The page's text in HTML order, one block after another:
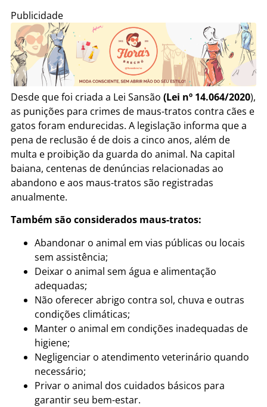
Publicidade
Desde que foi criada a Lei Sansão (Lei nº 14.064/2020),
as punições para crimes de maus-tratos contra cães e
gatos foram endurecidas. A legislação informa que a
pena de reclusão é de dois a cinco anos, além de
multa e proibição da guarda do animal. Na capital
baiana, centenas de denúncias relacionadas ao
abandono e aos maus-tratos são registradas
anualmente.
Também são considerados maus-tratos:
Abandonar o animal em vias públicas ou locais
sem assistência;
Deixar o animal sem água e alimentação
adequadas;
Não oferecer abrigo contra sol, chuva e outras
condições climáticas;
Manter o animal em condições inadequadas de
higiene;
Negligenciar o atendimento veterinário quando
necessário;
Privar o animal dos cuidados básicos para
garantir seu bem-estar.